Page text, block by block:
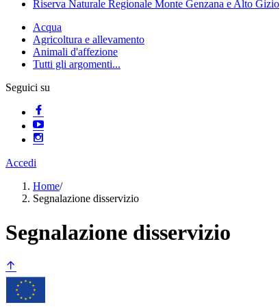
Riserva Naturale Regionale Monte Genzana e Alto Gizio
Acqua
Agricoltura e allevamento
Animali d'affezione
Tutti gli argomenti...
Seguici su
Accedi
Home/
Segnalazione disservizio
Segnalazione disservizio